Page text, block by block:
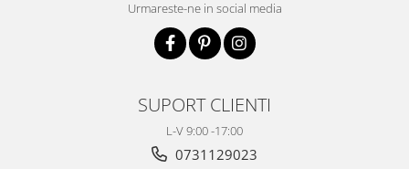
Urmareste-ne in social media
SUPORT CLIENTI
L-V 9:00 -17:00
0731129023